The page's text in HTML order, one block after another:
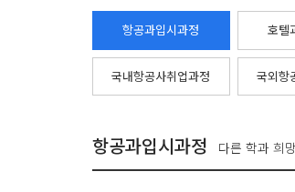
항공과입시과정 호텔
국내항공사취업과정 국외항
항공과입시과정 다른 학과 희